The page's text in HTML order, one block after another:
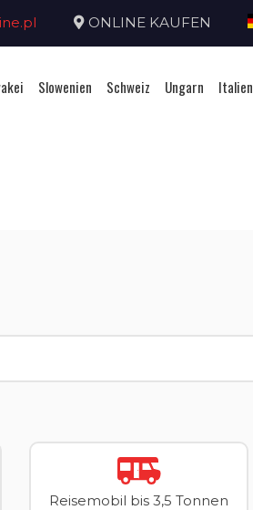
ONLINE KAUFEN
Slowenien Schweiz Ungarn Italien
Reisemobil bis 3,5 Tonnen